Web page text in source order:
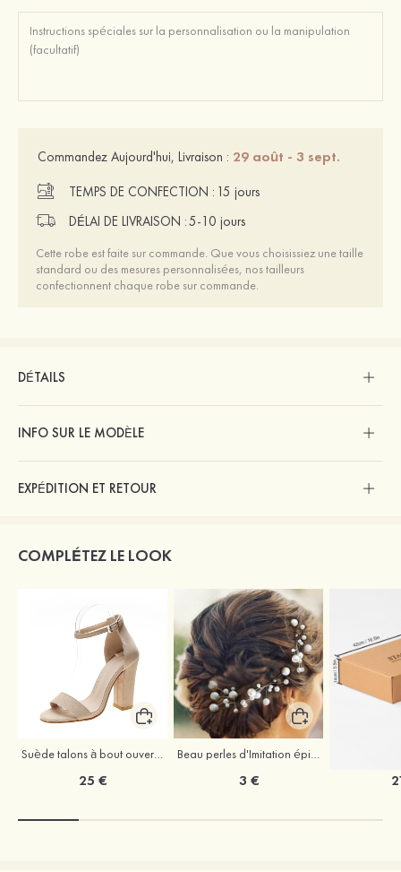
Commandez Aujourd'hui, Livraison : 29 août - 3 sept.
TEMPS DE CONFECTION : 15 jours
DÉLAI DE LIVRAISON :5-10 jours
Cette robe est faite sur commande. Que vous choisissiez une taille
standard ou des mesures personnalisées, nos tailleurs
confectionnent chaque robe sur commande.
DÉTAILS
INFO SUR LE MODÈLE
EXPÉDITION ET RETOUR
COMPLÉTEZ LE LOOK
Suède talons à bout ouvert sandales talon bottier chaussures pour les soirées
25 €
Beau perles d'Imitation épingles à cheveux coiffe
3 €